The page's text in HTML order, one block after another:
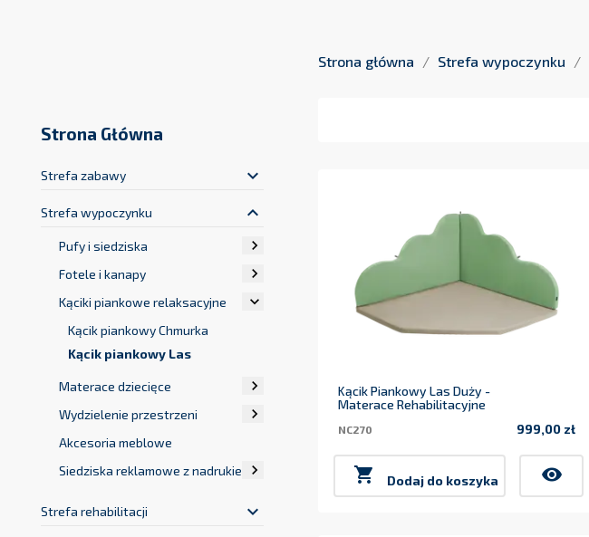
Strona Główna
Strefa zabawy keyboard_arrow_down
Strefa wypoczynku keyboard_arrow_up
Pufy i siedziska 
Fotele i kanapy 
Kąciki piankowe relaksacyjne 
Kącik piankowy Chmurka
Kącik piankowy Las
Materace dziecięce 
Wydzielenie przestrzeni 
Akcesoria meblowe
Siedziska reklamowe z nadrukiem 
Strefa rehabilitacji keyboard_arrow_down
Strona główna Strefa wypoczynku
Kącik Piankowy Las Duży -
Materace Rehabilitacyjne
NC270 999,00 zł
 Dodaj do koszyka visibility